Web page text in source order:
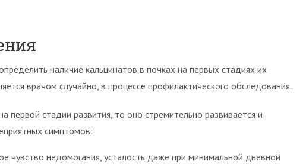
наличие кальцинатов в почках на первых стадиях их
врачом случайно, в процессе профилактического обследования.
первой стадии развития, то оно стремительно развивается и
симптомов:
чувство недомогания, усталость даже при минимальной дневной